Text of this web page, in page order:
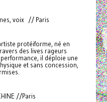
voix // Paris
protéiforme, né en
des lives rageurs
il déploie une
et sans concession,
//Paris